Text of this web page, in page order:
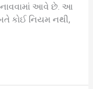
આવે છે. આ
કોઈ નિયમ નથી,